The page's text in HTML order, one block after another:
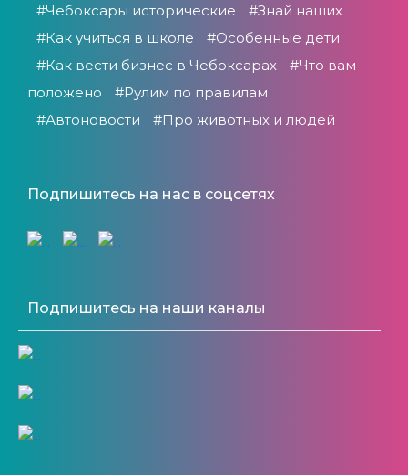
#Чебоксары исторические
#Знай наших
#Как учиться в школе
#Особенные дети
#Как вести бизнес в Чебоксарах
#Что вам
положено
#Рулим по правилам
#Автоновости
#Про животных и людей
Подпишитесь на нас в соцсетях
Подпишитесь на наши каналы